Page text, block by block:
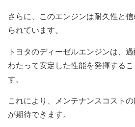
さらに、このエンジンは耐久性と
られています。
トヨタのディーゼルエンジンは、
わたって安定した性能を発揮する
す。
これにより、メンテナンスコスト
が期待できます。